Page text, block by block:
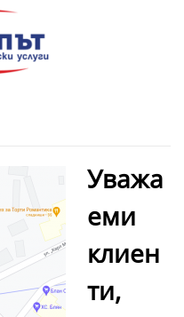
Уважа
еми
клиен
ти,